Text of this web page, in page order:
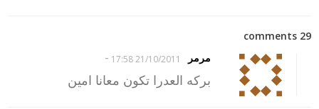
29 comments
مرمر
21/10/2011 17:58
-
بركه العدرا تكون معانا امين